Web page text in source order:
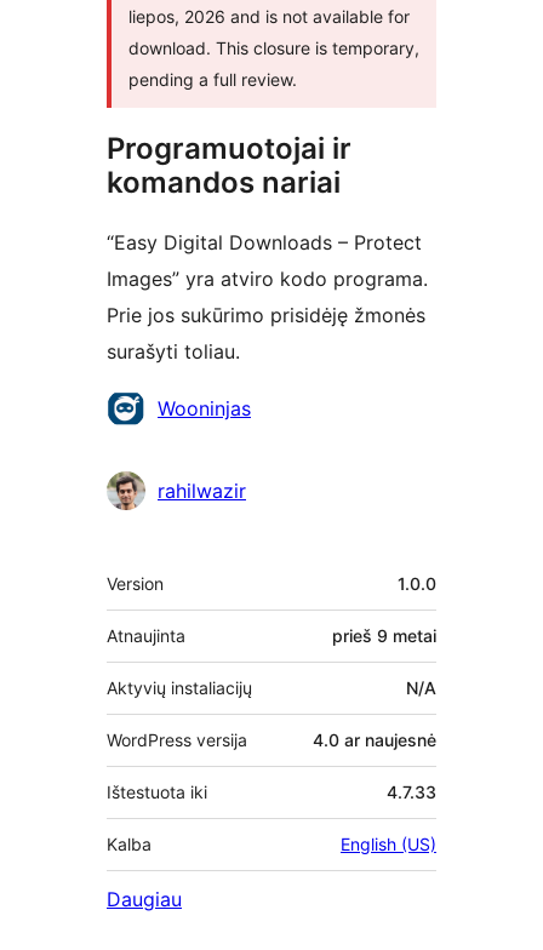
liepos, 2026 and is not available for
download. This closure is temporary,
pending a full review.
Programuotojai ir
komandos nariai
“Easy Digital Downloads – Protect
Images” yra atviro kodo programa.
Prie jos sukūrimo prisidėję žmonės
surašyti toliau.
AutoriaiWooninjas
rahilwazir
Metainformacija
Version 1.0.0
Atnaujinta prieš 9 metai
Aktyvių instaliacijų N/A
WordPress versija 4.0 ar naujesnė
Ištestuota iki 4.7.33
Kalba English (US)
Daugiau